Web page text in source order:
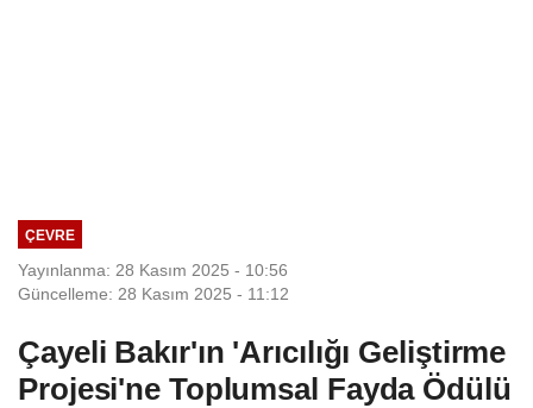
ÇEVRE
Yayınlanma: 28 Kasım 2025 - 10:56
Güncelleme: 28 Kasım 2025 - 11:12
Çayeli Bakır'ın 'Arıcılığı Geliştirme
Projesi'ne Toplumsal Fayda Ödülü